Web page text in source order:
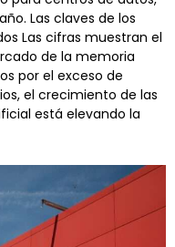
Las claves de los
Las cifras muestran el
de la memoria
por el exceso de
el crecimiento de las
está elevando la